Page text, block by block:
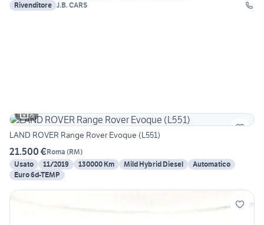
Rivenditore J.B. CARS
6
LAND ROVER Range Rover Evoque (L551)
21.500 €Roma (RM)
Usato
11/2019 130000 Km Mild Hybrid Diesel
Automatico
Euro 6d-TEMP